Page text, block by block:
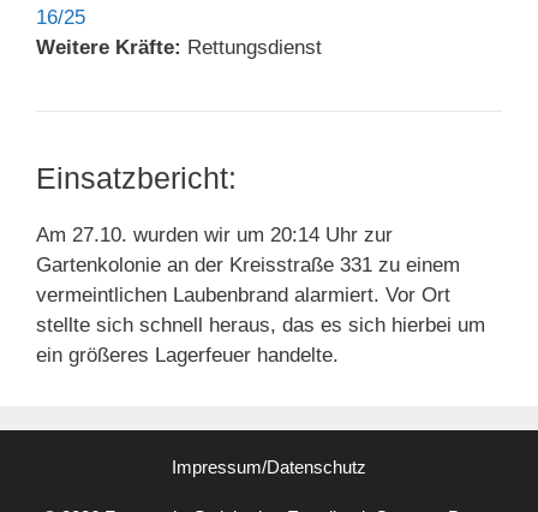
16/25
Weitere Kräfte: Rettungsdienst
Einsatzbericht:
Am 27.10. wurden wir um 20:14 Uhr zur
Gartenkolonie an der Kreisstraße 331 zu einem
vermeintlichen Laubenbrand alarmiert. Vor Ort
stellte sich schnell heraus, das es sich hierbei um
ein größeres Lagerfeuer handelte.
Impressum/Datenschutz